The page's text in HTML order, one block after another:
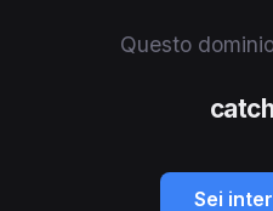
Questo
catch
Sei